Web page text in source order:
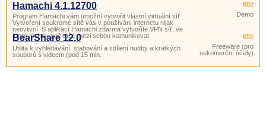
Hamachi 4.1.12700
Program Hamachi vám umožní vytvořit vlastní virtuální síť.
Vytvoření soukromé sítě vás v používání internetu nijak
neovlivní. S aplikací Hamachi zdarma vytvoříte VPN síť, ve
které mohou počítače mezi sebou komunikovat.
882
Demo
BearShare 12.0
Utilita k vyhledávání, stahování a sdílení hudby a krátkých
souborů s videem (pod 15 min.
655
Freeware (pro
nekomerční účely)